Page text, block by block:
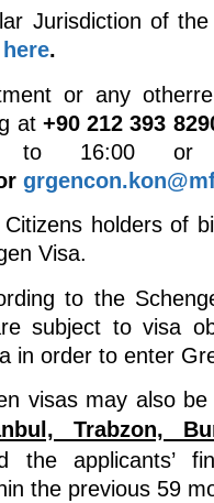
Jurisdiction of
here.
or any
at +90 212 393
to 16:00 or
holders of
Visa.
to the
subject to visa
in order to enter
visas may also
Trabzon,
the applicants’
the previous 59